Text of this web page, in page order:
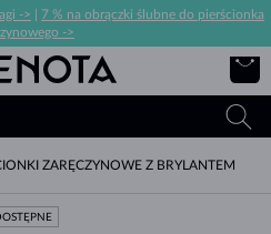
->
7 % na obrączki ślubne do pierścionka
->
ZARĘCZYNOWE Z BRYLANTEM